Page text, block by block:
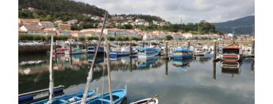
BUCEO
PLANIFICA TU VIAJE